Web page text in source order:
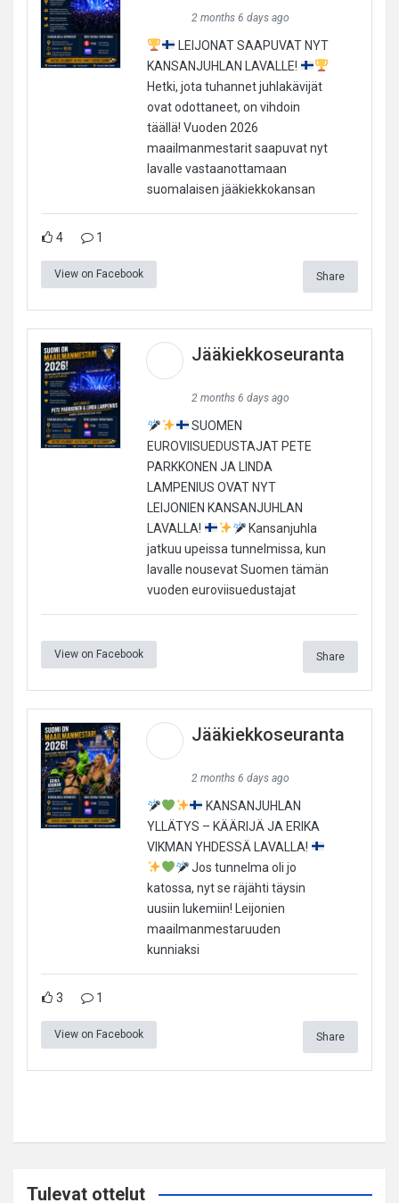
2 months 6 days ago
LEIJONAT SAAPUVAT NYT
KANSANJUHLAN LAVALLE!
Hetki, jota tuhannet juhlakävijät
ovat odottaneet, on vihdoin
täällä! Vuoden 2026
maailmanmestarit saapuvat nyt
lavalle vastaanottamaan
suomalaisen jääkiekkokansan
4 1
View on Facebook Share
Jääkiekkoseuranta
2 months 6 days ago
SUOMEN
EUROVIISUEDUSTAJAT PETE
PARKKONEN JA LINDA
LAMPENIUS OVAT NYT
LEIJONIEN KANSANJUHLAN
LAVALLA!
Kansanjuhla
jatkuu upeissa tunnelmissa, kun
lavalle nousevat Suomen tämän
vuoden euroviisuedustajat
View on Facebook Share
Jääkiekkoseuranta
2 months 6 days ago
KANSANJUHLAN
YLLÄTYS – KÄÄRIJÄ JA ERIKA
VIKMAN YHDESSÄ LAVALLA!
Jos tunnelma oli jo
katossa, nyt se räjähti täysin
uusiin lukemiin! Leijonien
maailmanmestaruuden
kunniaksi
3 1
View on Facebook Share
Tulevat ottelut